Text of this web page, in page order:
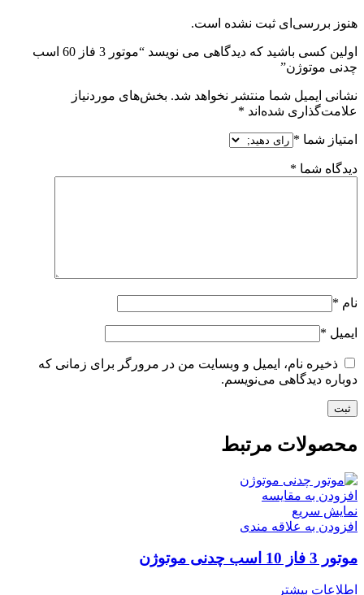
هنوز بررسی‌ای ثبت نشده است.
اولین کسی باشید که دیدگاهی می نویسد “موتور 3 فاز 60 اسب
چدنی موتوژن”
نشانی ایمیل شما منتشر نخواهد شد. بخش‌های موردنیاز
علامت‌گذاری شده‌اند *
امتیاز شما *
دیدگاه شما *
نام *
ایمیل *
ذخیره نام، ایمیل و وبسایت من در مرورگر برای زمانی که
دوباره دیدگاهی می‌نویسم.
محصولات مرتبط
افزودن به مقایسه
نمایش سریع
افزودن به علاقه مندی
موتور 3 فاز 10 اسب چدنی موتوژن
اطلاعات بیشتر